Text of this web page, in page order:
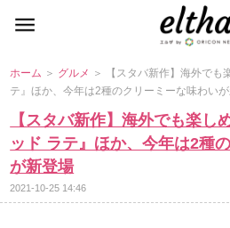
ホーム ＞ グルメ ＞ 【スタバ新作】海外でも
テ』ほか、今年は2種のクリーミーな味わい
【スタバ新作】海外でも楽し
ッド ラテ』ほか、今年は2種
が新登場
2021-10-25 14:46